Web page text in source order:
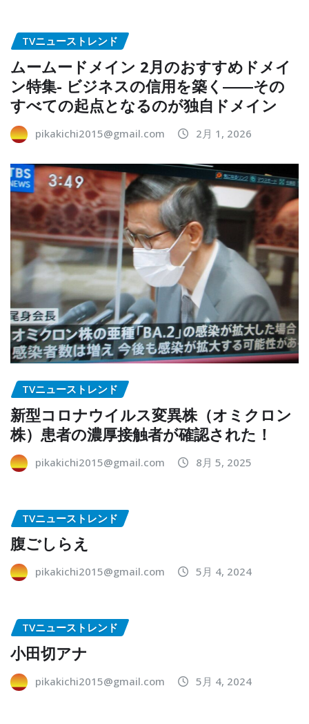
TVニューストレンド
ムームードメイン 2月のおすすめドメイ
ン特集- ビジネスの信用を築く――その
すべての起点となるのが独自ドメイン
pikakichi2015@gmail.com 2月 1, 2026
TVニューストレンド
新型コロナウイルス変異株（オミクロン
株）患者の濃厚接触者が確認された！
pikakichi2015@gmail.com 8月 5, 2025
TVニューストレンド
腹ごしらえ
pikakichi2015@gmail.com 5月 4, 2024
TVニューストレンド
小田切アナ
pikakichi2015@gmail.com 5月 4, 2024